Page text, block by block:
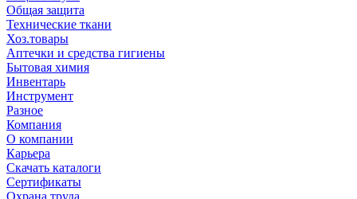
Общая защита
Технические ткани
Хоз.товары
Аптечки и средства гигиены
Бытовая химия
Инвентарь
Инструмент
Разное
Компания
О компании
Карьера
Cкачать каталоги
Сертификаты
Охрана труда